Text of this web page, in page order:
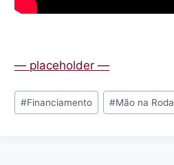
— placeholder —
Tags
do
#Financiamento #Mão na Roda